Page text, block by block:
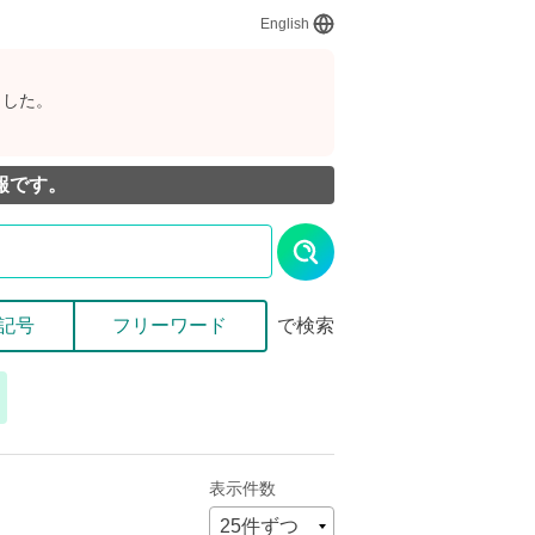
English
た。
す。
号 フリーワード で検索
表示件数